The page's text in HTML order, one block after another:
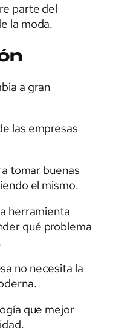
parte del
la moda.
a gran
las empresas
tomar buenas
el mismo.
herramienta
qué problema
no necesita la
que mejor